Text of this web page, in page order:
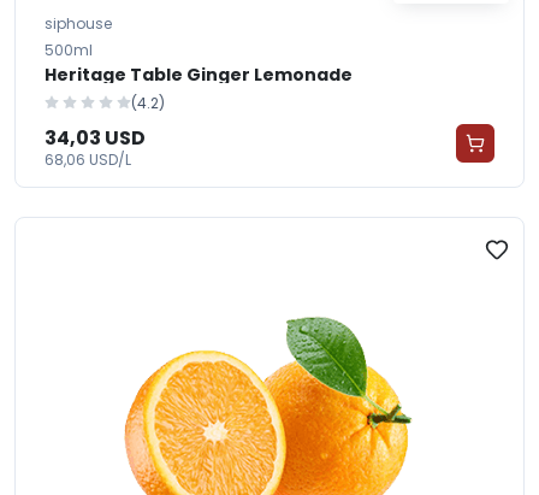
siphouse
500ml
Heritage Table Ginger Lemonade
(4.2)
34,03 USD
68,06 USD/L